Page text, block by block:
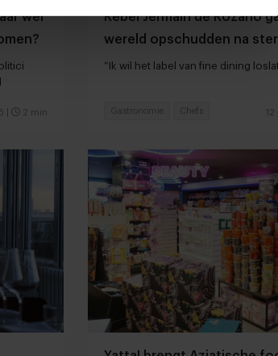
wel
2 min
Rebel Jermain de Rozario
wereld opschudden na
“Ik wil het label van fine dining
Gastronomie Chefs